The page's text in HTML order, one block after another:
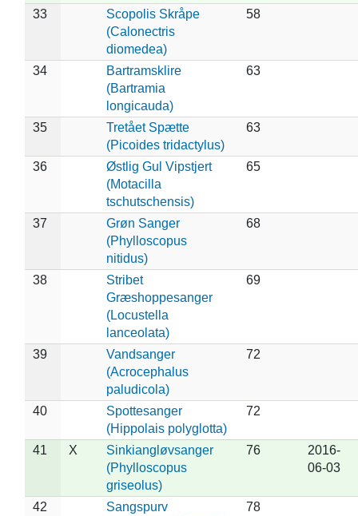
33
Scopolis Skråpe
(Calonectris
diomedea)
58
34
Bartramsklire
(Bartramia
longicauda)
63
35
Tretået Spætte
(Picoides tridactylus)
63
36
Østlig Gul Vipstjert
(Motacilla
tschutschensis)
65
37
Grøn Sanger
(Phylloscopus
nitidus)
68
38
Stribet
Græshoppesanger
(Locustella
lanceolata)
69
39
Vandsanger
(Acrocephalus
paludicola)
72
40
Spottesanger
(Hippolais polyglotta)
72
41 X
Sinkiangløvsanger
(Phylloscopus
griseolus)
76
2016-
06-03
42
Sangspurv
78